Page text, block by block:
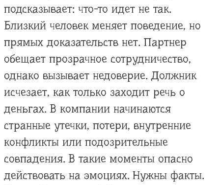
подсказывает: что-то идет не так.
Близкий человек меняет поведение, но
прямых доказательств нет. Партнер
обещает прозрачное сотрудничество,
однако вызывает недоверие. Должник
исчезает, как только заходит речь о
деньгах. В компании начинаются
странные утечки, потери, внутренние
конфликты или подозрительные
совпадения. В такие моменты опасно
действовать на эмоциях. Нужны факты.